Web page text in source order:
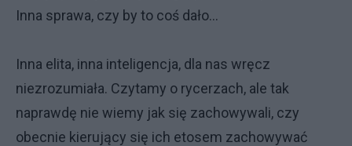
Inna sprawa, czy by to coś dało...
Inna elita, inna inteligencja, dla nas wręcz
niezrozumiała. Czytamy o rycerzach, ale tak
naprawdę nie wiemy jak się zachowywali, czy
obecnie kierujący się ich etosem zachowywać